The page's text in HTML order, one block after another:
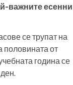
важните есенни
се трупат на
половината от
година се